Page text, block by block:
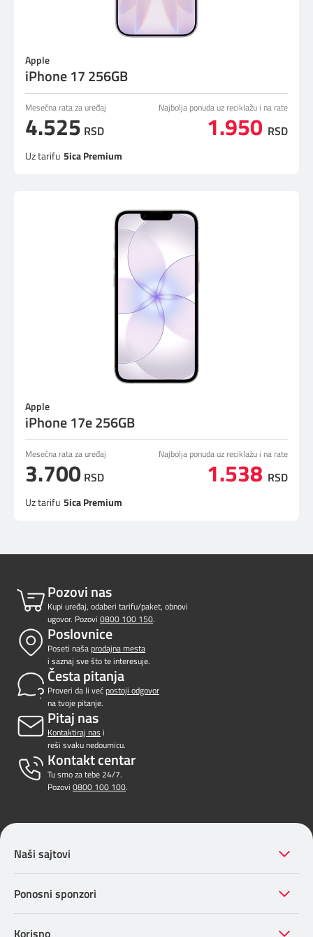
Apple
iPhone 17 256GB
Mesečna rata za uređaj
4.525 RSD
Najbolja ponuda uz reciklažu i na rate
1.950 RSD
Uz tarifu 5ica Premium
Apple
iPhone 17e 256GB
Mesečna rata za uređaj
3.700 RSD
Najbolja ponuda uz reciklažu i na rate
1.538 RSD
Uz tarifu 5ica Premium
Pozovi nas
Kupi uređaj, odaberi tarifu/paket, obnovi
ugovor. Pozovi 0800 100 150.
Poslovnice
Poseti našaprodajna mesta
i saznaj sve što te interesuje.
Česta pitanja
Proveri da li većpostoji odgovor
na tvoje pitanje.
Pitaj nas
Kontaktiraj nas i
reši svaku nedoumicu.
Kontakt centar
Tu smo za tebe 24/7.
Pozovi 0800 100 100.
Naši sajtovi
Ponosni sponzori